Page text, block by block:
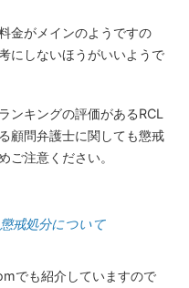
金がメインのようですの
にしないほうがいいようで
ンキングの評価があるRCL
顧問弁護士に関しても懲戒
ご注意ください。
戒処分について
でも紹介していますので